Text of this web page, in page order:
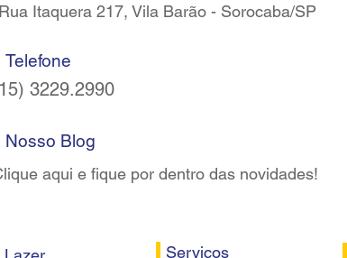
Rua Itaquera 217, Vila Barão - Sorocaba/SP
Telefone
3229.2990
Nosso Blog
aqui e fique por dentro das novidades!
Serviços